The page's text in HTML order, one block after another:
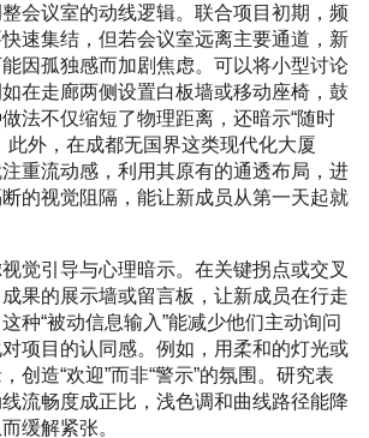
会议室的动线逻辑。联合项目初期，频
速集结，但若会议室远离主要通道，新
因孤独感而加剧焦虑。可以将小型讨论
在走廊两侧设置白板墙或移动座椅，鼓
法不仅缩短了物理距离，还暗示“随时
此外，在成都无国界这类现代化大厦
重流动感，利用其原有的通透布局，进
的视觉阻隔，能让新成员从第一天起就
觉引导与心理暗示。在关键拐点或交叉
果的展示墙或留言板，让新成员在行走
种“被动信息输入”能减少他们主动询问
项目的认同感。例如，用柔和的灯光或
创造“欢迎”而非“警示”的氛围。研究表
流畅度成正比，浅色调和曲线路径能降
缓解紧张。